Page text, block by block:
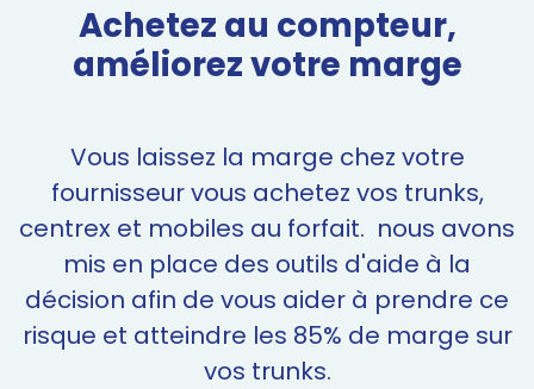
Achetez au compteur,
améliorezvotre marge
Vous laissez la marge chez votre
fournisseur vous achetez vos trunks,
centrex et mobiles au forfait. nous avons
mis en place des outils d'aide à la
décision afin de vous aider à prendre ce
risque et atteindre les 85% de marge sur
vos trunks.